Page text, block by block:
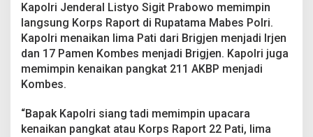
m
b
e
s
Kapolri Jenderal Listyo Sigit Prabowo memimpin
langsung Korps Raport di Rupatama Mabes Polri.
Kapolri menaikan lima Pati dari Brigjen menjadi Irjen
dan 17 Pamen Kombes menjadi Brigjen. Kapolri juga
memimpin kenaikan pangkat 211 AKBP menjadi
Kombes.
“Bapak Kapolri siang tadi memimpin upacara
kenaikan pangkat atau Korps Raport 22 Pati, lima